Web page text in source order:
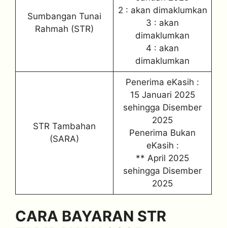
Sumbangan Tunai
Rahmah (STR)
2 : akan dimaklumkan
3 : akan
dimaklumkan
4 : akan
dimaklumkan
STR Tambahan
(SARA)
Penerima eKasih :
15 Januari 2025
sehingga Disember
2025
Penerima Bukan
eKasih :
** April 2025
sehingga Disember
2025
CARA BAYARAN STR